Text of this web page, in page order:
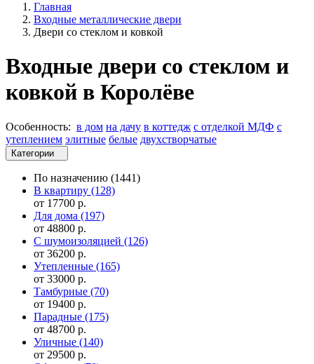
Главная
Входные металлические двери
Двери со стеклом и ковкой
Входные двери со стеклом и
ковкой в Королёве
Особенность: в дом на дачу в коттедж с отделкой МДФ с
утеплением элитные белые двухстворчатые
Категории
По назначению (1441)
В квартиру (128)
от 17700 р.
Для дома (197)
от 48800 р.
С шумоизоляцией (126)
от 36200 р.
Утепленные (165)
от 33000 р.
Тамбурные (70)
от 19400 р.
Парадные (175)
от 48700 р.
Уличные (140)
от 29500 р.